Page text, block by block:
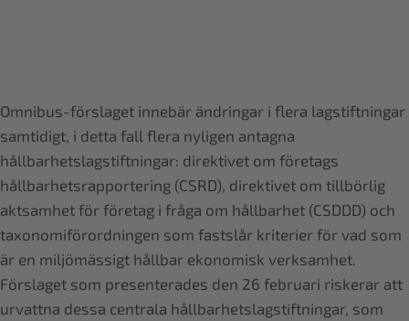
Omnibus-förslaget innebär ändringar i flera lagstiftningar
samtidigt, i detta fall flera nyligen antagna
hållbarhetslagstiftningar: direktivet om företags
hållbarhetsrapportering (CSRD), direktivet om tillbörlig
aktsamhet för företag i fråga om hållbarhet (CSDDD) och
taxonomiförordningen som fastslår kriterier för vad som
är en miljömässigt hållbar ekonomisk verksamhet.
Förslaget som presenterades den 26 februari riskerar att
urvattna dessa centrala hållbarhetslagstiftningar, som